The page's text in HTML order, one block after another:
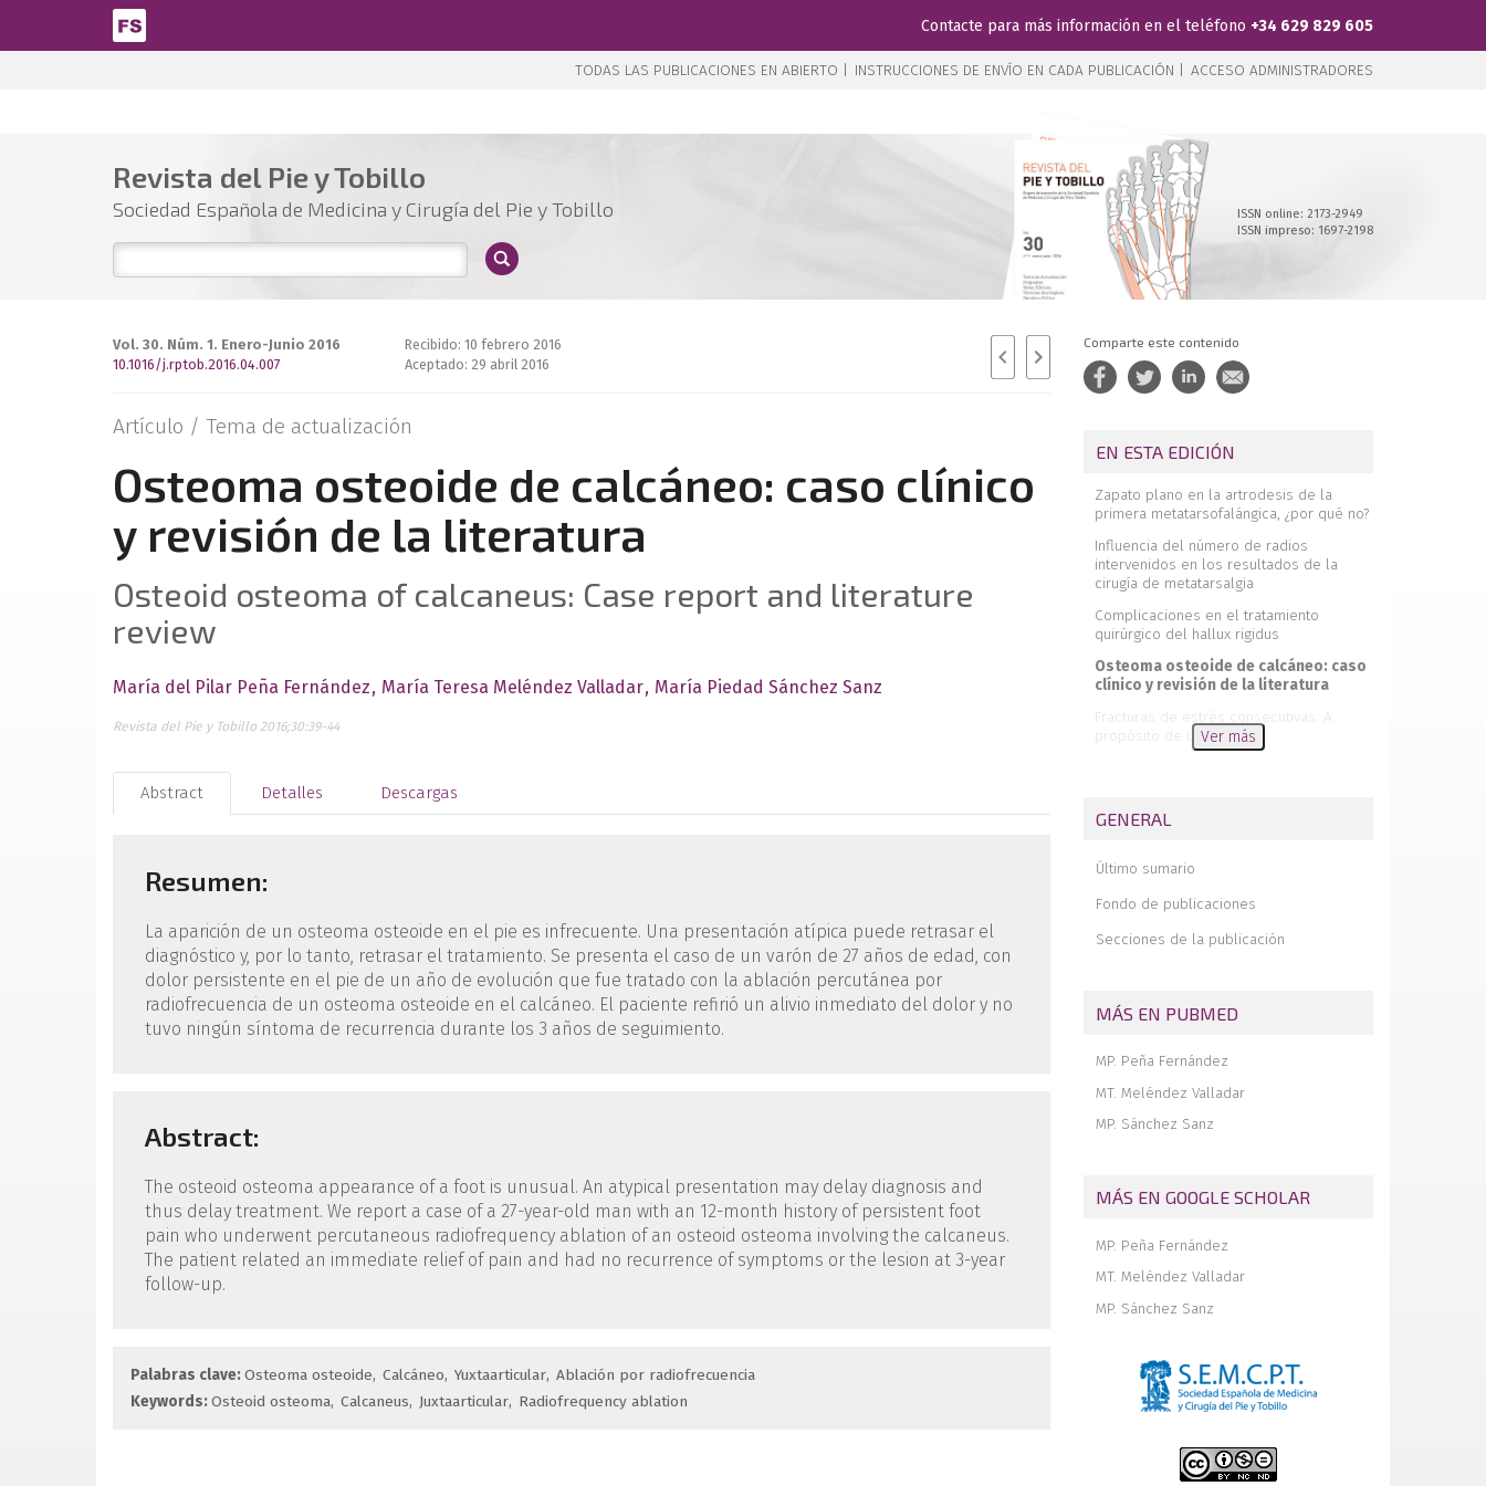
Pasar al contenido principal
Contacte para más información en el teléfono +34 629 829 605
TODAS LAS PUBLICACIONES EN ABIERTO | INSTRUCCIONES DE ENVÍO EN CADA PUBLICACIÓN | ACCESO ADMINISTRADORES
Revista del Pie y Tobillo
Sociedad Española de Medicina y Cirugía del Pie y Tobillo
ISSN online: 2173-2949
ISSN impreso: 1697-2198
Vol. 30. Núm. 1. Enero-Junio 2016
10.1016/j.rptob.2016.04.007
Recibido: 10 febrero 2016
Aceptado: 29 abril 2016
Artículo / Tema de actualización
Osteoma osteoide de calcáneo: caso clínico
y revisión de la literatura
Osteoid osteoma of calcaneus: Case report and literature
review
María del Pilar Peña Fernández María Teresa Meléndez Valladar María Piedad Sánchez Sanz
Revista del Pie y Tobillo 2016;30:39-44
Abstract Detalles Descargas
Resumen:
La aparición de un osteoma osteoide en el pie es infrecuente. Una presentación atípica puede retrasar el
diagnóstico y, por lo tanto, retrasar el tratamiento. Se presenta el caso de un varón de 27 años de edad, con
dolor persistente en el pie de un año de evolución que fue tratado con la ablación percutánea por
radiofrecuencia de un osteoma osteoide en el calcáneo. El paciente refirió un alivio inmediato del dolor y no
tuvo ningún síntoma de recurrencia durante los 3 años de seguimiento.
Abstract:
The osteoid osteoma appearance of a foot is unusual. An atypical presentation may delay diagnosis and
thus delay treatment. We report a case of a 27-year-old man with an 12-month history of persistent foot
pain who underwent percutaneous radiofrequency ablation of an osteoid osteoma involving the calcaneus.
The patient related an immediate relief of pain and had no recurrence of symptoms or the lesion at 3-year
follow-up.
Palabras clave:Osteoma osteoide Calcáneo Yuxtaarticular Ablación por radiofrecuencia
Keywords:Osteoid osteoma Calcaneus Juxtaarticular Radiofrequency ablation
Comparte este contenido
EN ESTA EDICIÓN
Zapato plano en la artrodesis de la
primera metatarsofalángica, ¿por qué no?
Influencia del número de radios
intervenidos en los resultados de la
cirugía de metatarsalgia
Complicaciones en el tratamiento
quirúrgico del hallux rigidus
Osteoma osteoide de calcáneo: caso
clínico y revisión de la literatura
Fracturas de estrés consecutivas. A
propósito de un caso
crónica de tobillo mediante autoinjerto
con semitendinoso
Memoria de la realización de un
de Pie y Tobillo
Fracturas de calcáneo: controversias y
Tratamiento de la braquimetatarsia
Ver más
GENERAL
Último sumario
Fondo de publicaciones
Secciones de la publicación
MÁS EN PUBMED
MP. Peña Fernández
MT. Meléndez Valladar
MP. Sánchez Sanz
MÁS EN GOOGLE SCHOLAR
MP. Peña Fernández
MT. Meléndez Valladar
MP. Sánchez Sanz